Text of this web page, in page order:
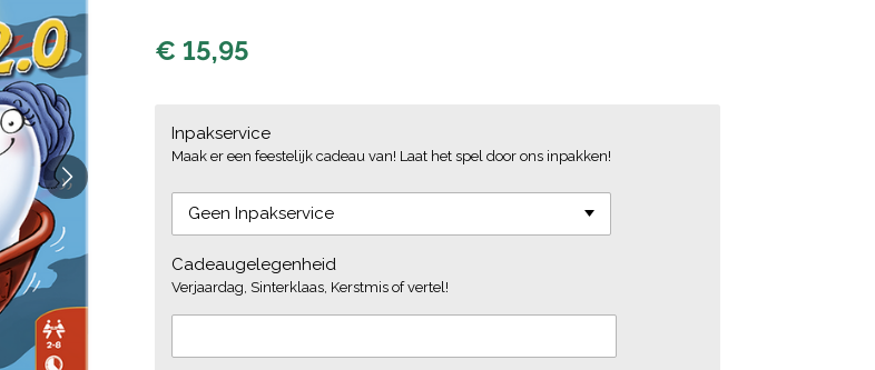
€ 15,95
Inpakservice
Maak er een feestelijk cadeau van! Laat het spel door ons inpakken!
Cadeaugelegenheid
Verjaardag, Sinterklaas, Kerstmis of vertel!